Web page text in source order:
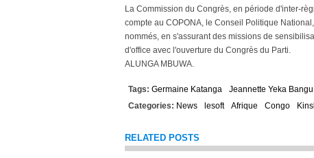
La Commission du Congrès, en période d'inter-
compte au COPONA, le Conseil Politique
nommés, en s'assurant des missions de
d'office avec l'ouverture du Congrès du Parti.
ALUNGA MBUWA.
Tags: Germaine Katanga Jeannette Yeka Bangu
Categories: News lesoft Afrique Congo
RELATED POSTS